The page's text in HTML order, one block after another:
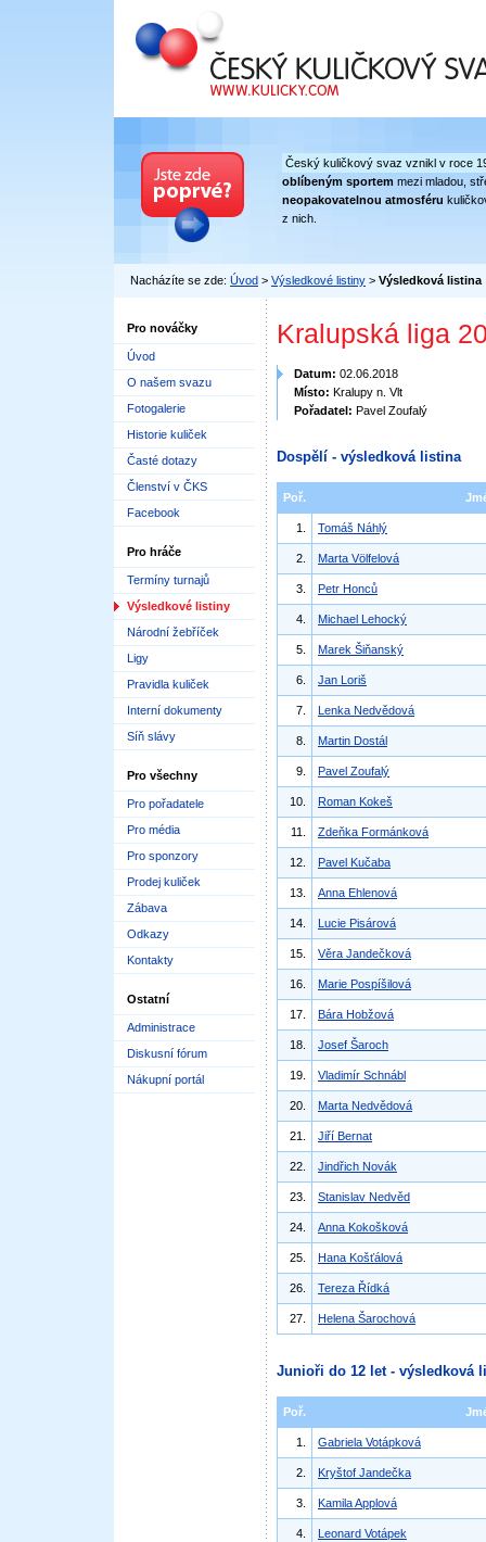
Český kuličkový svaz
Český kuličkový svaz vznikl v roce
oblíbeným sportem mezi mladou,
neopakovatelnou atmosféru
z nich.
Nacházíte se zde: Úvod > Výsledkové listiny > Výsledková listina
Pro nováčky
Úvod
O našem svazu
Fotogalerie
Historie kuliček
Časté dotazy
Členství v ČKS
Facebook
Pro hráče
Termíny turnajů
Výsledkové listiny
Národní žebříček
Ligy
Pravidla kuliček
Interní dokumenty
Síň slávy
Pro všechny
Pro pořadatele
Pro média
Pro sponzory
Prodej kuliček
Zábava
Odkazy
Kontakty
Ostatní
Administrace
Diskusní fórum
Nákupní portál
Kralupská liga
Datum: 02.06.2018
Místo: Kralupy n. Vlt
Pořadatel: Pavel Zoufalý
Dospělí - výsledková listina
Poř.
1. Tomáš Náhlý
2. Marta Völfelová
3. Petr Honců
4. Michael Lehocký
5. Marek Šiňanský
6. Jan Loriš
7. Lenka Nedvědová
8. Martin Dostál
9. Pavel Zoufalý
10. Roman Kokeš
11. Zdeňka Formánková
12. Pavel Kučaba
13. Anna Ehlenová
14. Lucie Pisárová
15. Věra Jandečková
16. Marie Pospíšilová
17. Bára Hobžová
18. Josef Šaroch
19. Vladimír Schnábl
20. Marta Nedvědová
21. Jiří Bernat
22. Jindřich Novák
23. Stanislav Nedvěd
24. Anna Kokošková
25. Hana Košťálová
26. Tereza Řídká
27. Helena Šarochová
Junioři do 12 let - výsledková
Poř.
1. Gabriela Votápková
2. Kryštof Jandečka
3. Kamila Applová
4. Leonard Votápek